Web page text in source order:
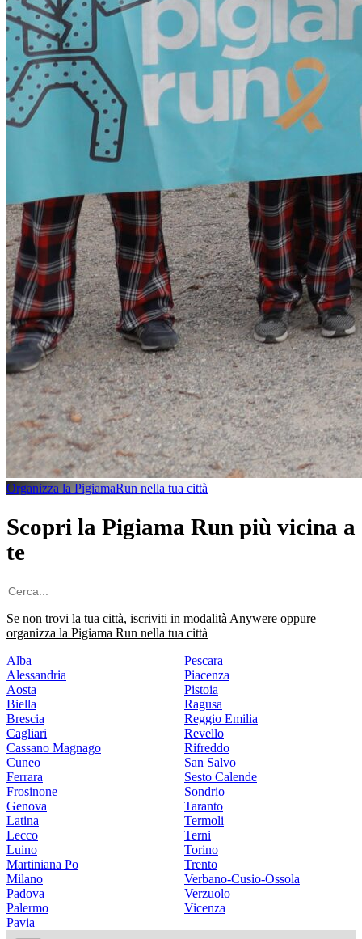
Organizza la PigiamaRun nella tua città
Scopri la Pigiama Run più vicina a
te
Se non trovi la tua città, iscriviti in modalità Anywere oppure
organizza la Pigiama Run nella tua città
Alba
Alessandria
Aosta
Biella
Brescia
Cagliari
Cassano Magnago
Cuneo
Ferrara
Frosinone
Genova
Latina
Lecco
Luino
Martiniana Po
Milano
Padova
Palermo
Pavia
Pescara
Piacenza
Pistoia
Ragusa
Reggio Emilia
Revello
Rifreddo
San Salvo
Sesto Calende
Sondrio
Taranto
Termoli
Terni
Torino
Trento
Verbano-Cusio-Ossola
Verzuolo
Vicenza